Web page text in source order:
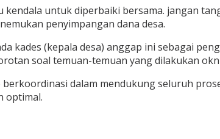
untuk diperbaiki bersama. jangan
penyimpangan dana desa.
kades (kepala desa) anggap ini sebagai
soal temuan-temuan yang dilakukan
dalam mendukung seluruh
optimal.